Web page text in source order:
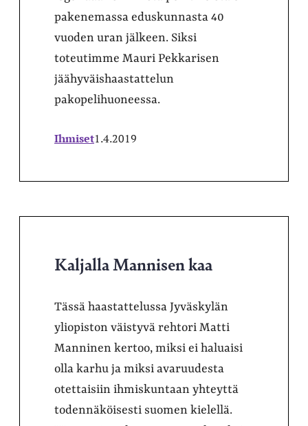
pakenemassa eduskunnasta 40
vuoden uran jälkeen. Siksi
toteutimme Mauri Pekkarisen
jäähyväishaastattelun
pakopelihuoneessa.
Ihmiset1.4.2019
Kaljalla Mannisen kaa
Tässä haastattelussa Jyväskylän
yliopiston väistyvä rehtori Matti
Manninen kertoo, miksi ei haluaisi
olla karhu ja miksi avaruudesta
otettaisiin ihmiskuntaan yhteyttä
todennäköisesti suomen kielellä.